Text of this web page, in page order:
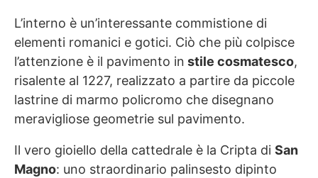
L’interno è un’interessante commistione di
elementi romanici e gotici. Ciò che più colpisce
l’attenzione è il pavimento in stile cosmatesco,
risalente al 1227, realizzato a partire da piccole
lastrine di marmo policromo che disegnano
meravigliose geometrie sul pavimento.
Il vero gioiello della cattedrale è la Cripta di San
Magno: uno straordinario palinsesto dipinto